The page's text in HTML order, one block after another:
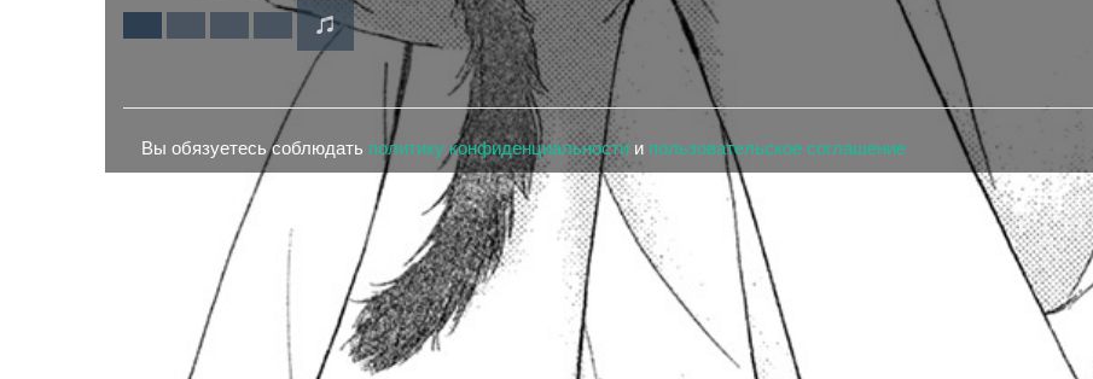
Вы обязуетесь соблюдать политику конфиденциальности и пользовательское соглашение